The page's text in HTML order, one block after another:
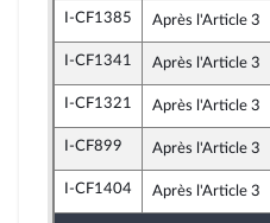
I-CF1385 Après l'Article 3
I-CF1341 Après l'Article 3
I-CF1321 Après l'Article 3
I-CF899 Après l'Article 3
I-CF1404 Après l'Article 3